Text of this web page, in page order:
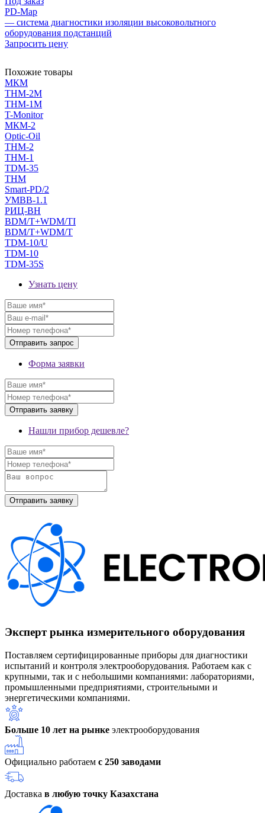
PD-Map
— система диагностики изоляции высоковольтного
оборудования подстанций
Запросить цену
Похожие товары
МКМ
THM-2M
THM-1M
T-Monitor
МКМ-2
Optic-Oil
THM-2
THM-1
TDM-35
THM
Smart-PD/2
УМВВ-1.1
РИЦ-ВН
BDM/T+WDM/TI
BDM/T+WDM/T
TDM-10/U
TDM-10
TDM-35S
Узнать цену
Форма заявки
Нашли прибор дешевле?
Эксперт рынка измерительного оборудования
Поставляем сертифицированные приборы для диагностики
испытаний и контроля электрооборудования. Работаем как с
крупными, так и с небольшими компаниями: лабораториями,
промышленными предприятиями, строительными и
энергетическими компаниями.
Больше 10 лет на рынке электрооборудования
Официально работаем с 250 заводами
Доставка в любую точку Казахстана